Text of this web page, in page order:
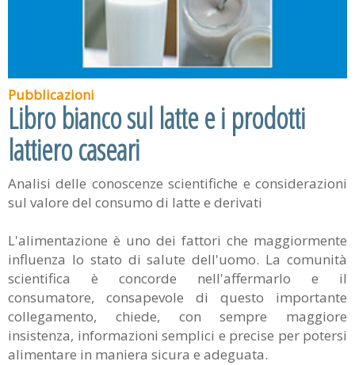
Pubblicazioni
Libro bianco sul latte e i prodotti
lattiero caseari
Analisi delle conoscenze scientifiche e considerazioni
sul valore del consumo di latte e derivati
L'alimentazione è uno dei fattori che maggiormente
influenza lo stato di salute dell'uomo. La comunità
scientifica è concorde nell'affermarlo e il
consumatore, consapevole di questo importante
collegamento, chiede, con sempre maggiore
insistenza, informazioni semplici e precise per potersi
alimentare in maniera sicura e adeguata.